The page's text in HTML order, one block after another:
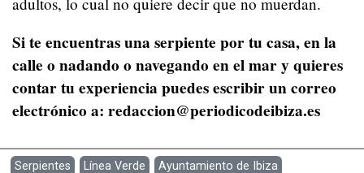
Si te encuentras una serpiente por tu casa, en la
calle o nadando o navegando en el mar y quieres
contar tu experiencia puedes escribir un correo
electrónico a: redaccion@periodicodeibiza.es
Serpientes Línea Verde
Ayuntamiento de Ibiza